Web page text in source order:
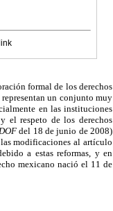
formal de los derechos
un conjunto muy
en las instituciones
el respeto de los derechos
del 18 de junio de 2008)
modificaciones al artículo
a estas reformas, y en
mexicano nació el 11 de